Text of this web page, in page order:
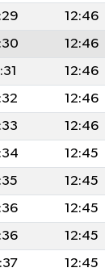
12:46
12:46
12:46
12:46
12:46
12:45
12:45
12:45
12:45
12:45